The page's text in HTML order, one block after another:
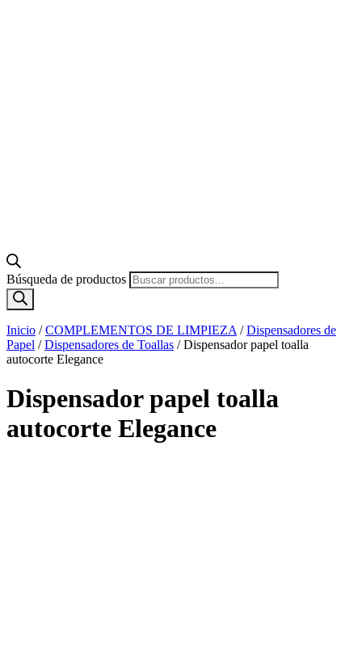
Búsqueda de productos
Inicio /COMPLEMENTOS DE LIMPIEZA /Dispensadores de
Papel /Dispensadores de Toallas /Dispensador papel toalla
autocorte Elegance
Dispensador papel toalla
autocorte Elegance